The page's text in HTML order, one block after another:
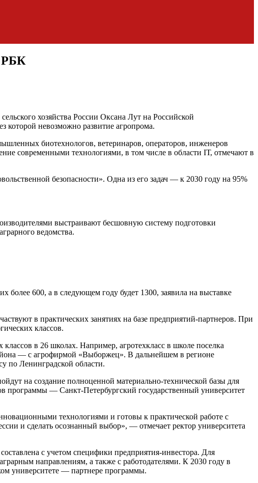
РБК
хозяйства России Оксана Лут на Российской
которой невозможно развитие агропрома.
биотехнологов, ветеринаров, операторов, инженеров
современными технологиями, в том числе в области IТ, отмечают в
безопасности». Одна из его задач — к 2030 году на 95%
выстраивают бесшовную систему подготовки
ведомства.
более 600, а в следующем году будет 1300, заявила на выставке
в практических занятиях на базе предприятий-партнеров. При
классов.
в 26 школах. Например, агротехкласс в школе поселка
— с агрофирмой «Выборжец». В дальнейшем в регионе
по Ленинградской области.
на создание полноценной материально-технической базы для
программы — Санкт-Петербургский государственный университет
технологиями и готовы к практической работе с
и сделать осознанный выбор», — отмечает ректор университета
с учетом специфики предприятия-инвестора. Для
направлениям, а также с работодателями. К 2030 году в
университете — партнере программы.